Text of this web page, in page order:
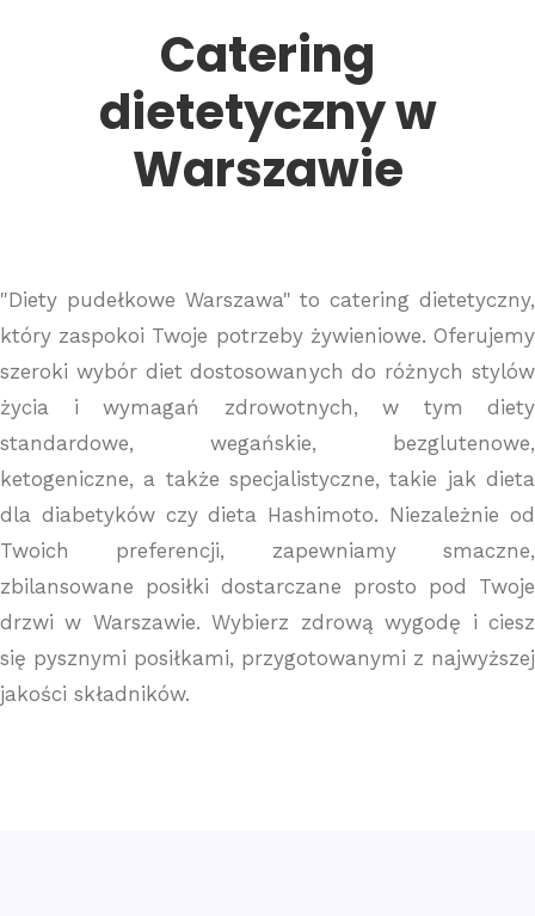
Catering
dietetyczny w
Warszawie
"Diety pudełkowe Warszawa" to catering dietetyczny,
który zaspokoi Twoje potrzeby żywieniowe. Oferujemy
szeroki wybór diet dostosowanych do różnych stylów
życia i wymagań zdrowotnych, w tym diety
standardowe, wegańskie, bezglutenowe,
ketogeniczne, a także specjalistyczne, takie jak dieta
dla diabetyków czy dieta Hashimoto. Niezależnie od
Twoich preferencji, zapewniamy smaczne,
zbilansowane posiłki dostarczane prosto pod Twoje
drzwi w Warszawie. Wybierz zdrową wygodę i ciesz
się pysznymi posiłkami, przygotowanymi z najwyższej
jakości składników.